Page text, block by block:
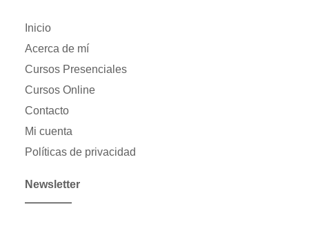
Inicio
Acerca de mí
Cursos Presenciales
Cursos Online
Contacto
Mi cuenta
Políticas de privacidad
Newsletter